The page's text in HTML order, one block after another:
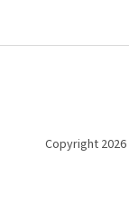
Copyright 2026